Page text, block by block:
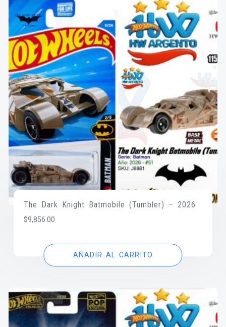
The Dark Knight Batmobile (Tumbler) – 2026
$9,856.00
AÑADIR AL CARRITO